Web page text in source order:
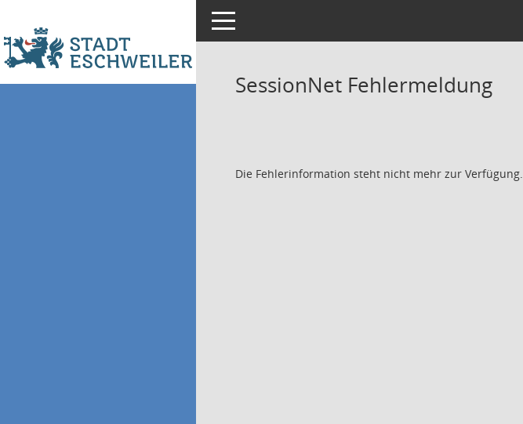
Toggle navigation
SessionNet Fehlermeldung
Die Fehlerinformation steht nicht mehr zur Verfügung.